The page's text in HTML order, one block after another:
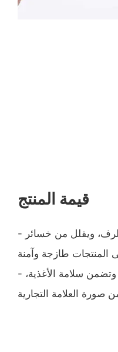
قيمة المنتج
- يعمل المنتج على تعزيز صورة العلامة التجارية وجاذبيتها على الرف، ويقلل من خسائر
- تقدم حلول التعبئة والتغليف الكاملة التي تحافظ على النضارة، وتضمن سلامة الأغذية،